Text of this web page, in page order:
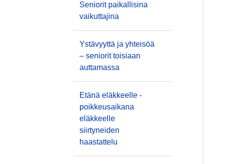
Seniorit paikallisina
vaikuttajina
Ystävyyttä ja yhteisöä
– seniorit toisiaan
auttamassa
Etänä eläkkeelle -
poikkeusaikana
eläkkeelle
siirtyneiden
haastattelu